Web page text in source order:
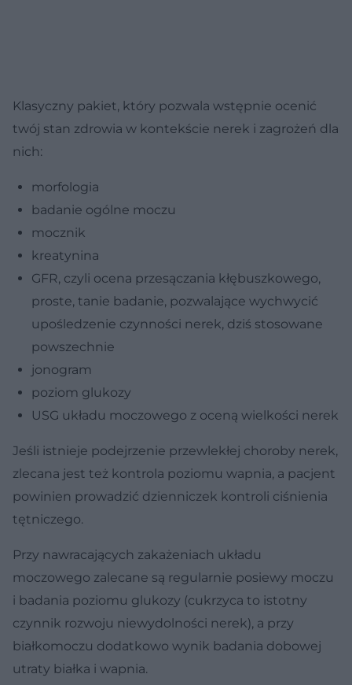
Klasyczny pakiet, który pozwala wstępnie ocenić
twój stan zdrowia w kontekście nerek i zagrożeń dla
nich:
morfologia
badanie ogólne moczu
mocznik
kreatynina
GFR, czyli ocena przesączania kłębuszkowego,
proste, tanie badanie, pozwalające wychwycić
upośledzenie czynności nerek, dziś stosowane
powszechnie
jonogram
poziom glukozy
USG układu moczowego z oceną wielkości nerek
Jeśli istnieje podejrzenie przewlekłej choroby nerek,
zlecana jest też kontrola poziomu wapnia, a pacjent
powinien prowadzić dzienniczek kontroli ciśnienia
tętniczego.
Przy nawracających zakażeniach układu
moczowego zalecane są regularnie posiewy moczu
i badania poziomu glukozy (cukrzyca to istotny
czynnik rozwoju niewydolności nerek), a przy
białkomoczu dodatkowo wynik badania dobowej
utraty białka i wapnia.